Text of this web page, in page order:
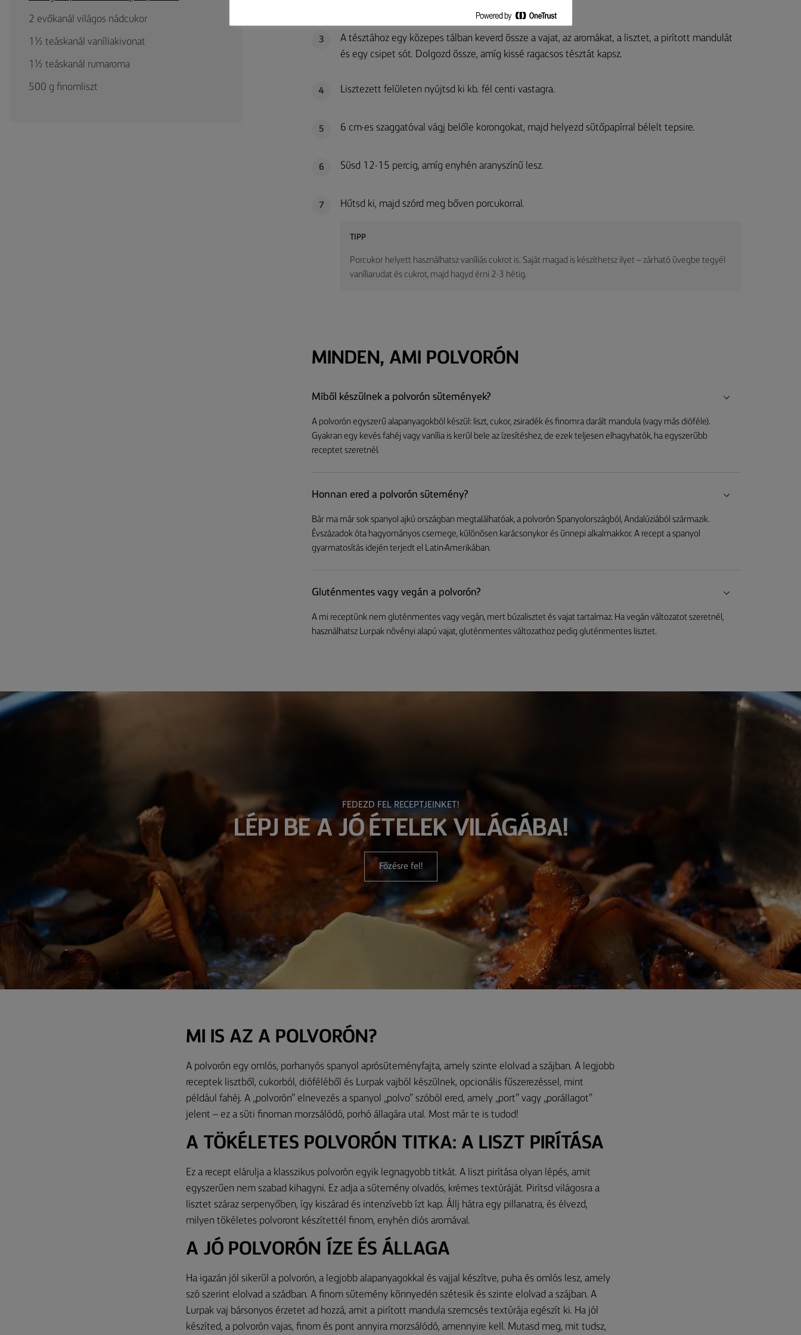
2 evőkanál világos nádcukor
1½ teáskanál vaníliakivonat
1½ teáskanál rumaroma
500 g finomliszt
3
A tésztához egy közepes tálban keverd össze a vajat, az aromákat, a lisztet, a pirított mandulát
és egy csipet sót. Dolgozd össze, amíg kissé ragacsos tésztát kapsz.
4 Lisztezett felületen nyújtsd ki kb. fél centi vastagra.
5 6 cm-es szaggatóval vágj belőle korongokat, majd helyezd sütőpapírral bélelt tepsire.
6 Süsd 12-15 percig, amíg enyhén aranyszínű lesz.
7 Hűtsd ki, majd szórd meg bőven porcukorral.
TIPP
Porcukor helyett használhatsz vaníliás cukrot is. Saját magad is készíthetsz ilyet – zárható üvegbe tegyél
vaníliarudat és cukrot, majd hagyd érni 2-3 hétig.
MINDEN, AMI POLVORÓN
Miből készülnek a polvorón sütemények?
A polvorón egyszerű alapanyagokból készül: liszt, cukor, zsiradék és finomra darált mandula (vagy más dióféle).
Gyakran egy kevés fahéj vagy vanília is kerül bele az ízesítéshez, de ezek teljesen elhagyhatók, ha egyszerűbb
receptet szeretnél.
Honnan ered a polvorón sütemény?
Bár ma már sok spanyol ajkú országban megtalálhatóak, a polvorón Spanyolországból, Andalúziából származik.
Évszázadok óta hagyományos csemege, különösen karácsonykor és ünnepi alkalmakkor. A recept a spanyol
gyarmatosítás idején terjedt el Latin-Amerikában.
Gluténmentes vagy vegán a polvorón?
A mi receptünk nem gluténmentes vagy vegán, mert búzalisztet és vajat tartalmaz. Ha vegán változatot szeretnél,
használhatsz Lurpak növényi alapú vajat, gluténmentes változathoz pedig gluténmentes lisztet.
FEDEZD FEL RECEPTJEINKET!
LÉPJ BE A JÓ ÉTELEK VILÁGÁBA!
Főzésre fel!
MI IS AZ A POLVORÓN?
A polvorón egy omlós, porhanyós spanyol aprósüteményfajta, amely szinte elolvad a szájban. A legjobb
receptek lisztből, cukorból, dióféléből és Lurpak vajból készülnek, opcionális fűszerezéssel, mint
például fahéj. A „polvorón” elnevezés a spanyol „polvo” szóból ered, amely „port” vagy „porállagot”
jelent – ez a süti finoman morzsálódó, porhó állagára utal. Most már te is tudod!
A TÖKÉLETES POLVORÓN TITKA: A LISZT PIRÍTÁSA
Ez a recept elárulja a klasszikus polvorón egyik legnagyobb titkát. A liszt pirítása olyan lépés, amit
egyszerűen nem szabad kihagyni. Ez adja a sütemény olvadós, krémes textúráját. Pirítsd világosra a
lisztet száraz serpenyőben, így kiszárad és intenzívebb ízt kap. Állj hátra egy pillanatra, és élvezd,
milyen tökéletes polvoront készítettél finom, enyhén diós aromával.
A JÓ POLVORÓN ÍZE ÉS ÁLLAGA
Ha igazán jól sikerül a polvorón, a legjobb alapanyagokkal és vajjal készítve, puha és omlós lesz, amely
szó szerint elolvad a szádban. A finom sütemény könnyedén szétesik és szinte elolvad a szájban. A
Lurpak vaj bársonyos érzetet ad hozzá, amit a pirított mandula szemcsés textúrája egészít ki. Ha jól
készíted, a polvorón vajas, finom és pont annyira morzsálódó, amennyire kell. Mutasd meg, mit tudsz,